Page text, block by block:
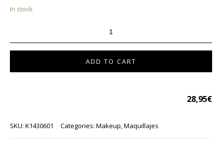
In stock
ADD TO CART
28,95€
SKU: K1430601 Categories: Makeup,Maquillajes